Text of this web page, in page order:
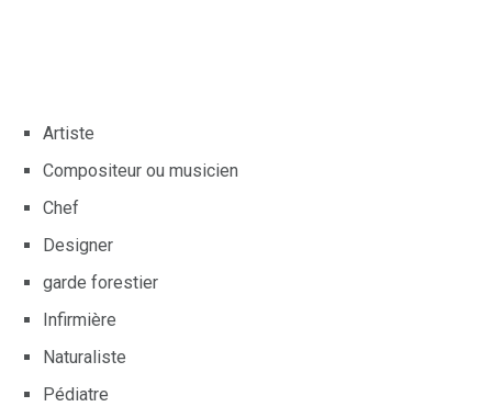
Artiste
Compositeur ou musicien
Chef
Designer
garde forestier
Infirmière
Naturaliste
Pédiatre